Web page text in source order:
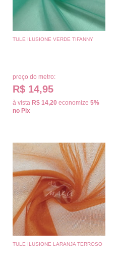
TULE ILUSIONE VERDE TIFANNY
preço do metro:
R$ 14,95
à vista R$ 14,20 economize 5%
no Pix
TULE ILUSIONE LARANJA TERROSO